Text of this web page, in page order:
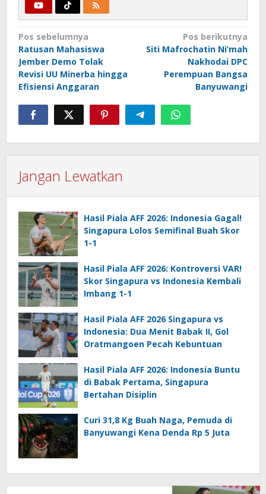
Navigasi
pos
Pos sebelumnya
Ratusan Mahasiswa
Jember Demo Tolak
Revisi UU Minerba hingga
Efisiensi Anggaran
Pos berikutnya
Siti Mafrochatin Ni’mah
Nakhodai DPC
Perempuan Bangsa
Banyuwangi
Jangan Lewatkan
Hasil Piala AFF 2026: Indonesia Gagal!
Singapura Lolos Semifinal Buah Skor
1-1
Hasil Piala AFF 2026: Kontroversi VAR!
Skor Singapura vs Indonesia Kembali
Imbang 1-1
Hasil Piala AFF 2026 Singapura vs
Indonesia: Dua Menit Babak II, Gol
Oratmangoen Pecah Kebuntuan
Hasil Piala AFF 2026: Indonesia Buntu
di Babak Pertama, Singapura
Bertahan Disiplin
Curi 31,8 Kg Buah Naga, Pemuda di
Banyuwangi Kena Denda Rp 5 Juta